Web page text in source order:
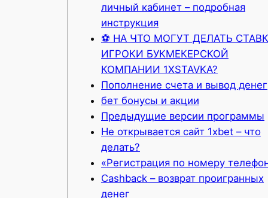
личный кабинет – подробная
инструкция
⚽ НА ЧТО МОГУТ ДЕЛАТЬ
ИГРОКИ БУКМЕКЕРСКОЙ
КОМПАНИИ 1XSTAVKA?
Пополнение счета и вывод денег
бет бонусы и акции
Предыдущие версии программы
Не открывается сайт 1xbet – что
делать?
«Регистрация по номеру
Cashback – возврат проигранных
денег